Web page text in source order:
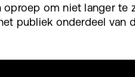
om niet langer te
publiek onderdeel van